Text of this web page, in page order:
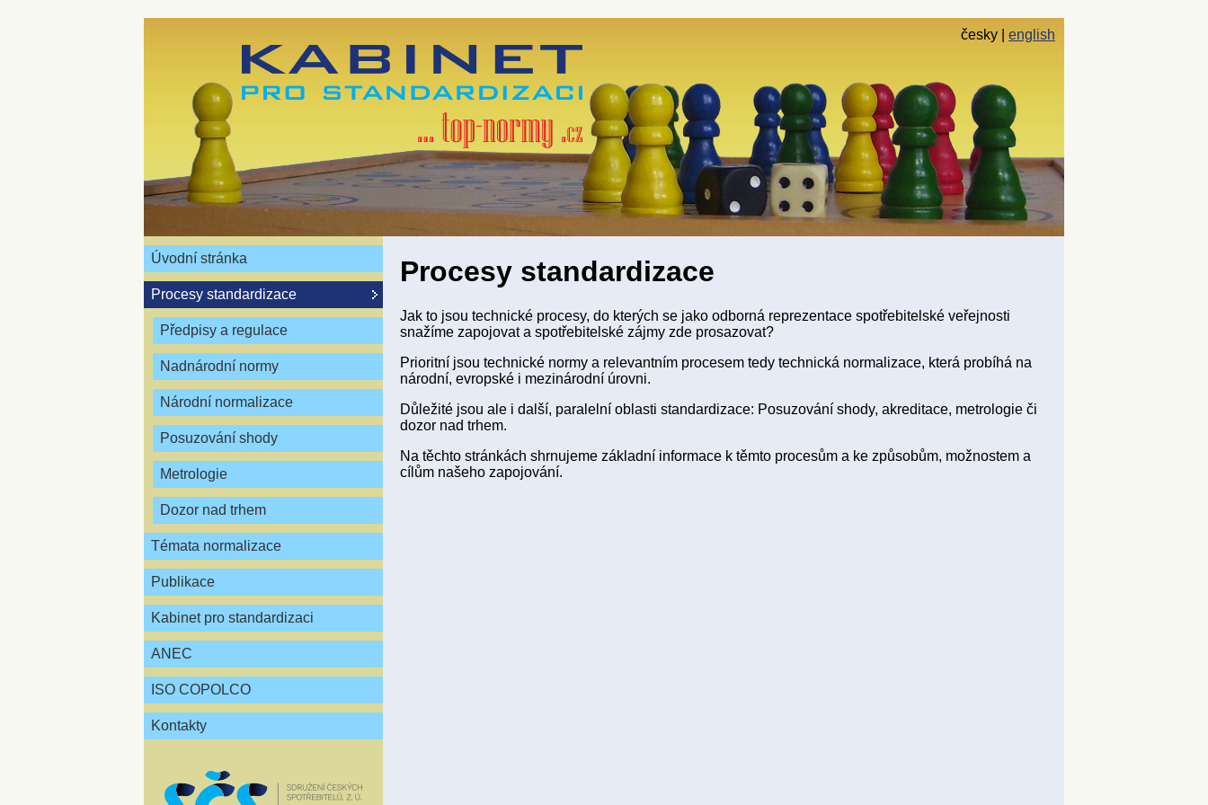
česky english
Úvodní stránka
Procesy standardizace
Předpisy a regulace
Nadnárodní normy
Národní normalizace
Posuzování shody
Metrologie
Dozor nad trhem
Témata normalizace
Publikace
Kabinet pro standardizaci
ANEC
ISO COPOLCO
Kontakty
Procesy standardizace
Jak to jsou technické procesy, do kterých se jako odborná reprezentace spotřebitelské veřejnosti
snažíme zapojovat a spotřebitelské zájmy zde prosazovat?
Prioritní jsou technické normy a relevantním procesem tedy technická normalizace, která probíhá na
národní, evropské i mezinárodní úrovni.
Důležité jsou ale i další, paralelní oblasti standardizace: Posuzování shody, akreditace, metrologie či
dozor nad trhem.
Na těchto stránkách shrnujeme základní informace k těmto procesům a ke způsobům, možnostem a
cílům našeho zapojování.